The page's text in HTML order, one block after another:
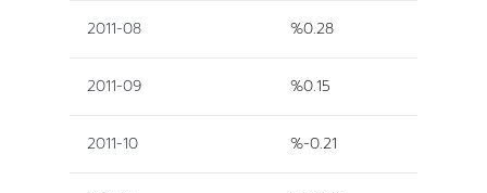
2011-08 %0.28
2011-09 %0.15
2011-10 %-0.21